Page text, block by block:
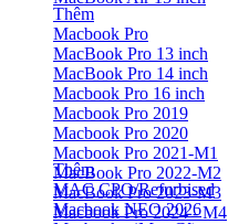
Thêm
Macbook Pro
MacBook Pro 13 inch
MacBook Pro 14 inch
Macbook Pro 16 inch
Macbook Pro 2019
Macbook Pro 2020
Macbook Pro 2021-M1
MacBook Pro 2022-M2
MacBook Pro 2023-M3
Macbook Pro 2024 - M4
Thêm
MAC CPO/Refurbised
Macbook NEO 2026